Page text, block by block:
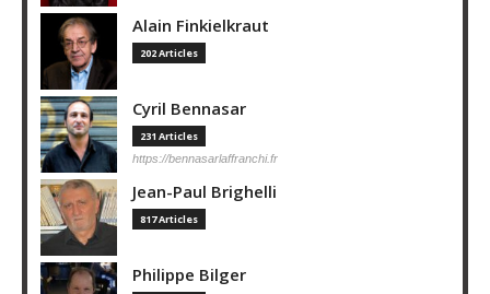
Alain Finkielkraut
202 Articles
Cyril Bennasar
231 Articles
https://bennasarlaffranchi.fr
Jean-Paul Brighelli
817 Articles
Philippe Bilger